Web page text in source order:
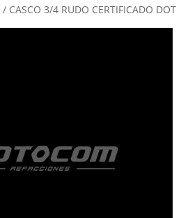
/ CASCO 3/4 RUDO CERTIFICADO DOT